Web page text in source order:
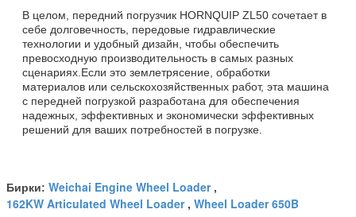
В целом, передний погрузчик HORNQUIP ZL50 сочетает в
себе долговечность, передовые гидравлические
технологии и удобный дизайн, чтобы обеспечить
превосходную производительность в самых разных
сценариях.Если это землетрясение, обработки
материалов или сельскохозяйственных работ, эта машина
с передней погрузкой разработана для обеспечения
надежных, эффективных и экономически эффективных
решений для ваших потребностей в погрузке.
Бирки: Weichai Engine Wheel Loader,
162KW Articulated Wheel Loader, Wheel Loader 650B